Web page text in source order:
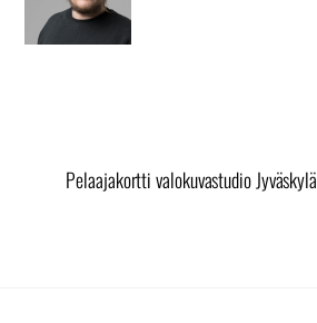
Pelaajakortti valokuvastudio Jyväskylä